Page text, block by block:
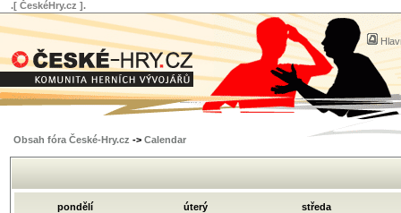
.[ ČeskéHry.cz ].
Obsah fóra České-Hry.cz -> Calendar
pondělí úterý středa